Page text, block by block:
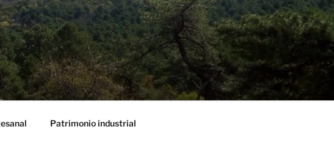
Patrimonio industrial